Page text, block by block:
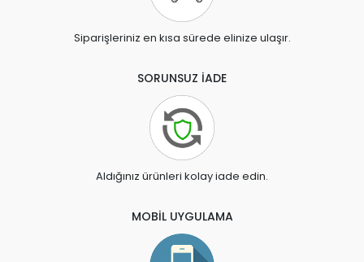
Siparişleriniz en kısa sürede elinize ulaşır.
SORUNSUZ İADE
Aldığınız ürünleri kolay iade edin.
MOBİL UYGULAMA